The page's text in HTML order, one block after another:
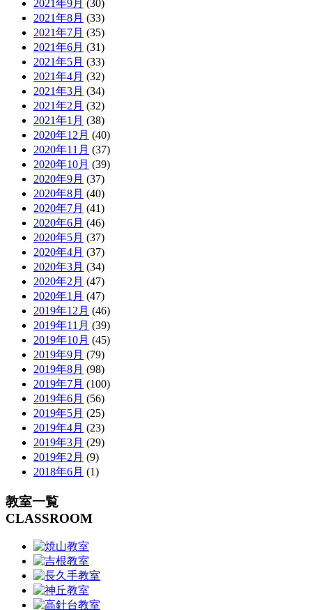
2021年9月 (30)
2021年8月 (33)
2021年7月 (35)
2021年6月 (31)
2021年5月 (33)
2021年4月 (32)
2021年3月 (34)
2021年2月 (32)
2021年1月 (38)
2020年12月 (40)
2020年11月 (37)
2020年10月 (39)
2020年9月 (37)
2020年8月 (40)
2020年7月 (41)
2020年6月 (46)
2020年5月 (37)
2020年4月 (37)
2020年3月 (34)
2020年2月 (47)
2020年1月 (47)
2019年12月 (46)
2019年11月 (39)
2019年10月 (45)
2019年9月 (79)
2019年8月 (98)
2019年7月 (100)
2019年6月 (56)
2019年5月 (25)
2019年4月 (23)
2019年3月 (29)
2019年2月 (9)
2018年6月 (1)
教室一覧
CLASSROOM